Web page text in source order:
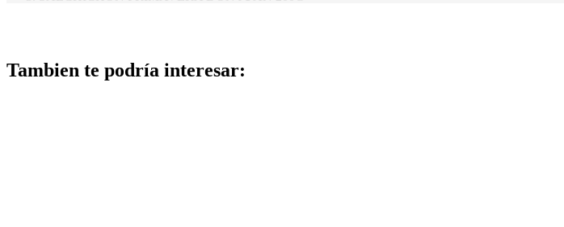
Tambien te podría interesar: